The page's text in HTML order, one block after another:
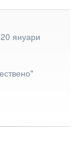
20 януари